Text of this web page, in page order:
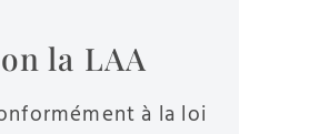
la LAA
à la loi